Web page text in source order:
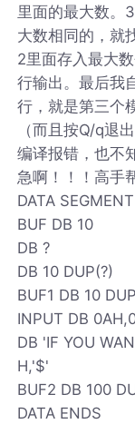
里面的最大数。
大数相同的，就
2里面存入最大
行输出。最后我
行，就是第三个
（而且按Q/q退
编译报错，也不
急啊！！！高手
DATA SEGMENT
BUF DB 10
DB ?
DB 10 DUP(?)
BUF1 DB 10
INPUT DB
DB 'IF YOU
H,'$'
BUF2 DB 100
DATA ENDS